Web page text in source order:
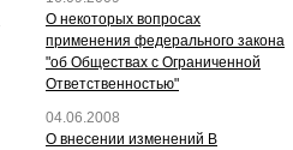
О некоторых вопросах
применения федерального закона
"об Обществах с Ограниченной
Ответственностью"
04.06.2008
О внесении изменений В